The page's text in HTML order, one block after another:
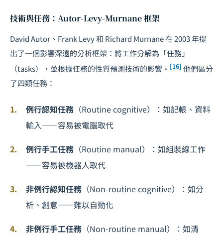
技術與任務：Autor-Levy-Murnane 框架
David Autor、Frank Levy 和 Richard Murnane 在 2003 年提
出了一個影響深遠的分析框架：將工作分解為「任務」
（tasks），並根據任務的性質預測技術的影響。 [16] 他們區分
了四類任務：
例行認知任務 （Routine cognitive）：如記帳、資料
輸入——容易被電腦取代
例行手工任務 （Routine manual）：如組裝線工作
——容易被機器人取代
非例行認知任務 （Non-routine cognitive）：如分
析、創意——難以自動化
非例行手工任務 （Non-routine manual）：如清